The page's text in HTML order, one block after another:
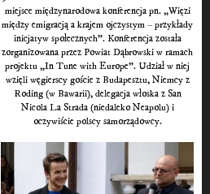
miejsce międzynarodowa konferencja pn. „Więzi
między emigracją a krajem ojczystym – przykłady
inicjatyw społecznych”. Konferencja została
zorganizowana przez Powiat Dąbrowski w ramach
projektu „In Tune with Europe”. Udział w niej
wzięli węgierscy goście z Budapesztu, Niemcy z
Roding (w Bawarii), delegacja włoska z San
Nicola La Strada (niedaleko Neapolu) i
oczywiście polscy samorządowcy.